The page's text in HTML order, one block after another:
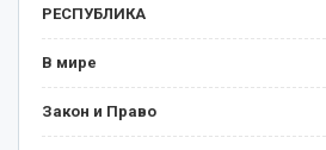
РЕСПУБЛИКА
В мире
Закон и Право